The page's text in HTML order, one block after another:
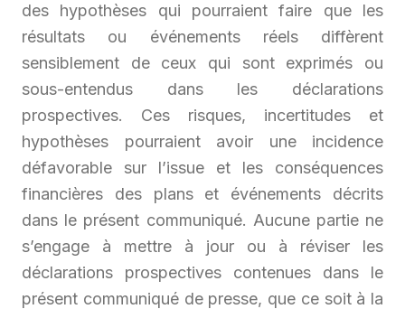
des hypothèses qui pourraient faire que les
résultats ou événements réels diffèrent
sensiblement de ceux qui sont exprimés ou
sous-entendus dans les déclarations
prospectives. Ces risques, incertitudes et
hypothèses pourraient avoir une incidence
défavorable sur l’issue et les conséquences
financières des plans et événements décrits
dans le présent communiqué. Aucune partie ne
s’engage à mettre à jour ou à réviser les
déclarations prospectives contenues dans le
présent communiqué de presse, que ce soit à la